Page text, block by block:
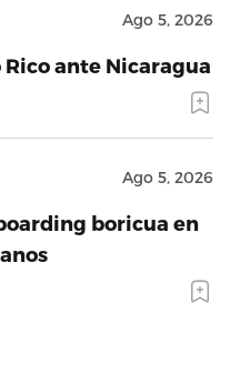
Ago 5, 2026
ante Nicaragua
Ago 5, 2026
boricua en